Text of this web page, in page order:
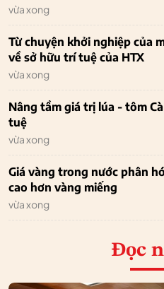
vừa xong
Từ chuyện khởi nghiệp của
về sở hữu trí tuệ của HTX
vừa xong
Nâng tầm giá trị lúa - tôm
tuệ
vừa xong
Giá vàng trong nước phân
cao hơn vàng miếng
vừa xong
Đọc